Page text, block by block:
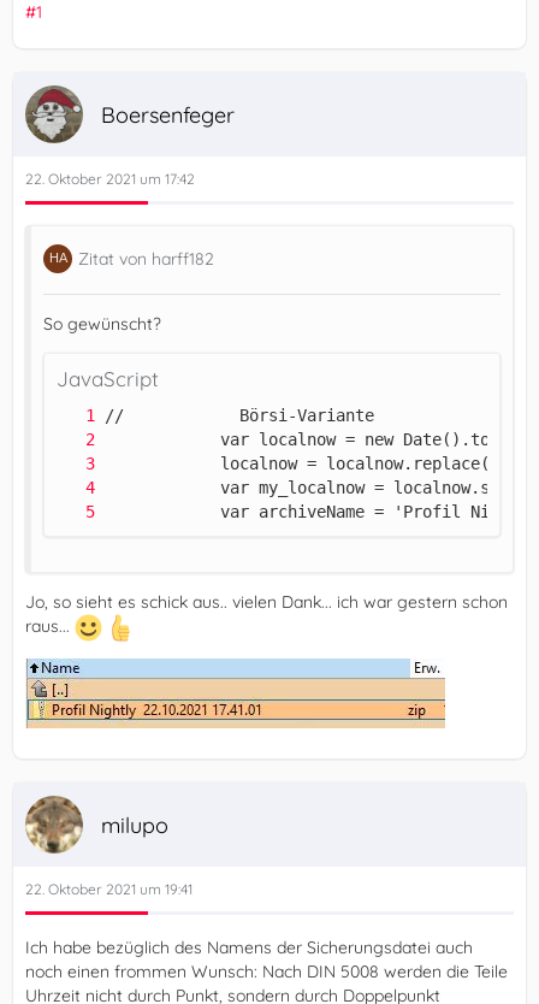
#1
Boersenfeger
22. Oktober 2021 um 17:42
Zitat von harff182
So gewünscht?
JavaScript
var archiveName = 'Profil
Jo, so sieht es schick aus.. vielen Dank... ich war gestern schon
raus...
milupo
22. Oktober 2021 um 19:41
Ich habe bezüglich des Namens der Sicherungsdatei auch
noch einen frommen Wunsch: Nach DIN 5008 werden die Teile
Uhrzeit nicht durch Punkt, sondern durch Doppelpunkt